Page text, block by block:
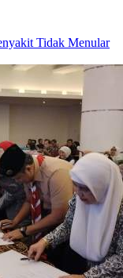
Tidak Menular